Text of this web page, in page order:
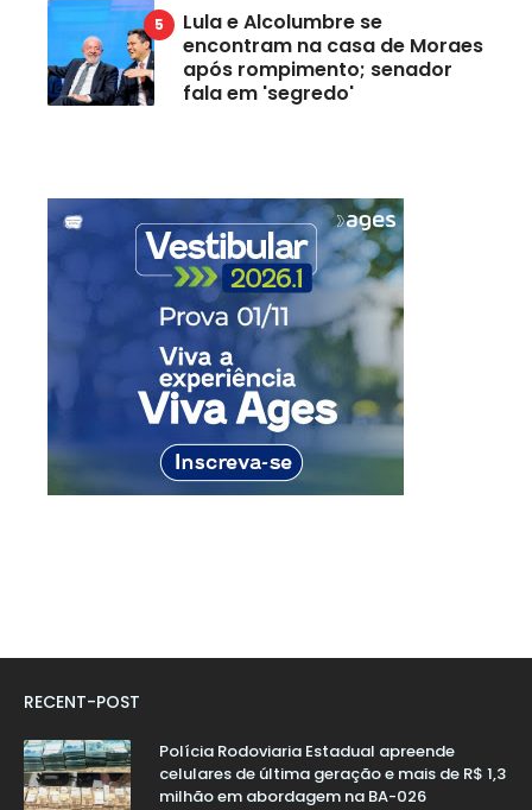
Lula e Alcolumbre se
encontram na casa de Moraes
após rompimento; senador
fala em 'segredo'
RECENT-POST
Polícia Rodoviaria Estadual apreende
celulares de última geração e mais de R$ 1,3
milhão em abordagem na BA-026